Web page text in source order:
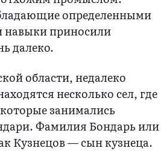
определенными
навыки приносили
далеко.
области, недалеко
несколько сел, где
занимались
Фамилия Бондарь или
Кузнецов — сын кузнеца.